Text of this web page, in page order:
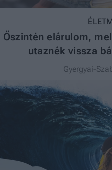
Őszintén elárulom,
utaznék vissza
Gyergyai-